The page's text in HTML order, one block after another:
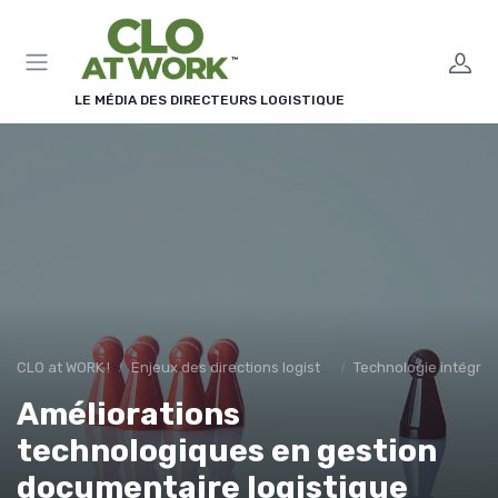
LE MÉDIA DES DIRECTEURS LOGISTIQUE
CLO at WORK ! Enjeux des directions logistiques Technologie intégrée
Améliorations
technologiques en gestion
documentaire logistique
Panneau de gestion des cookies